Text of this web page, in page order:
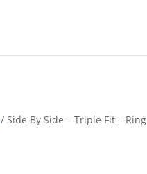
/ Side By Side – Triple Fit – Ring